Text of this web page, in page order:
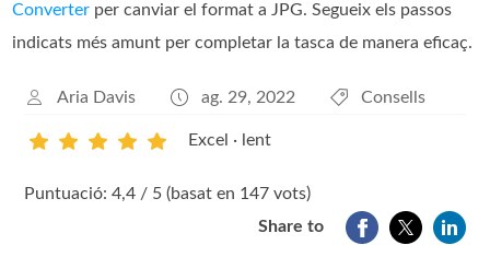
Converter per canviar el format a JPG. Segueix els passos
indicats més amunt per completar la tasca de manera eficaç.
Aria Davis ag. 29, 2022 Consells
Excel · lent
Puntuació: 4,4 / 5 (basat en 147 vots)
Share to